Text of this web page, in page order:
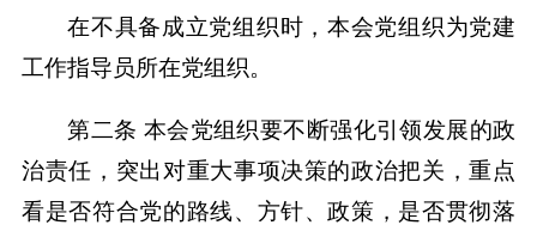
在不具备成立党组织时，本会党组织为党建
工作指导员所在党组织。
第二条 本会党组织要不断强化引领发展的政
治责任，突出对重大事项决策的政治把关，重点
看是否符合党的路线、方针、政策，是否贯彻落